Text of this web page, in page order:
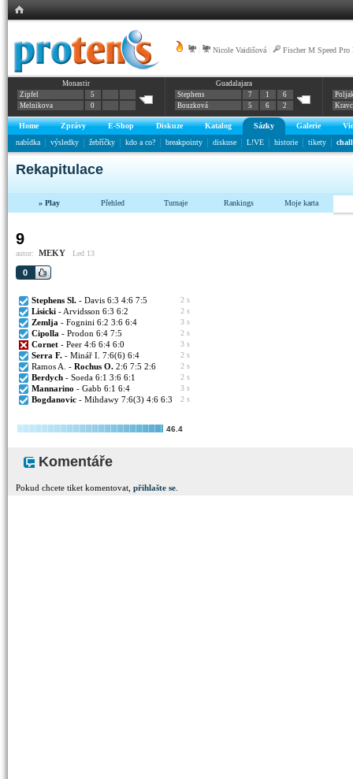
Nicole Vaidišová Fischer M Speed Pro
Monastir
Zipfel
5
Melnikova
0
Guadalajara
Stephens
7 1
6
Bouzková
5 6 2
Home Zprávy E-Shop Diskuze Katalog Sázky Galerie
nabídka
výsledky žebříčky kdo a co? breakpointy diskuse L!VE historie tikety
Rekapitulace
» Play Přehled Turnaje Rankings Moje karta
9
autor: MEKY Led 13
0
Stephens Sl. - Davis 6:3 4:6 7:5 2 s
Lisicki - Arvidsson 6:3 6:2 2 s
Zemlja - Fognini 6:2 3:6 6:4 3 s
Cipolla - Prodon 6:4 7:5 2 s
Cornet - Peer 4:6 6:4 6:0 3 s
Serra F. - Minář I. 7:6(6) 6:4 2 s
Ramos A. - Rochus O. 2:6 7:5 2:6 2 s
Berdych - Soeda 6:1 3:6 6:1 2 s
Mannarino - Gabb 6:1 6:4 3 s
Bogdanovic - Mihdawy 7:6(3) 4:6 6:3 2 s
46.4
Komentáře
Pokud chcete tiket komentovat, přihlašte se